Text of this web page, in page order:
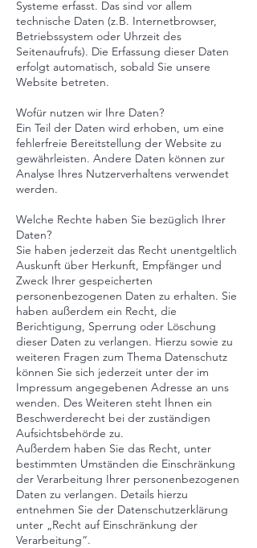
Systeme erfasst. Das sind vor allem
technische Daten (z.B. Internetbrowser,
Betriebssystem oder Uhrzeit des
Seitenaufrufs). Die Erfassung dieser Daten
erfolgt automatisch, sobald Sie unsere
Website betreten.
Wofür nutzen wir Ihre Daten?
Ein Teil der Daten wird erhoben, um eine
fehlerfreie Bereitstellung der Website zu
gewährleisten. Andere Daten können zur
Analyse Ihres Nutzerverhaltens verwendet
werden.
Welche Rechte haben Sie bezüglich Ihrer
Daten?
Sie haben jederzeit das Recht unentgeltlich
Auskunft über Herkunft, Empfänger und
Zweck Ihrer gespeicherten
personenbezogenen Daten zu erhalten. Sie
haben außerdem ein Recht, die
Berichtigung, Sperrung oder Löschung
dieser Daten zu verlangen. Hierzu sowie zu
weiteren Fragen zum Thema Datenschutz
können Sie sich jederzeit unter der im
Impressum angegebenen Adresse an uns
wenden. Des Weiteren steht Ihnen ein
Beschwerderecht bei der zuständigen
Aufsichtsbehörde zu.
Außerdem haben Sie das Recht, unter
bestimmten Umständen die Einschränkung
der Verarbeitung Ihrer personenbezogenen
Daten zu verlangen. Details hierzu
entnehmen Sie der Datenschutzerklärung
unter „Recht auf Einschränkung der
Verarbeitung“.